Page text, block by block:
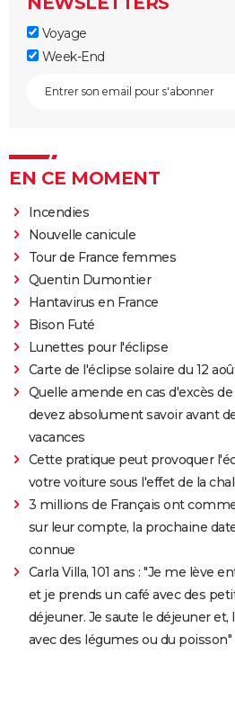
Voyage
Week-End
EN CE MOMENT
Incendies
Nouvelle canicule
Tour de France femmes
Quentin Dumontier
Hantavirus en France
Bison Futé
Lunettes pour l'éclipse
Carte de l'éclipse solaire du 12
Quelle amende en cas d'excès
devez absolument savoir avant
vacances
Cette pratique peut provoquer
votre voiture sous l'effet de la
3 millions de Français ont
sur leur compte, la prochaine
connue
Carla Villa, 101 ans : "Je me lève
et je prends un café avec des
déjeuner. Je saute le déjeuner
avec des légumes ou du poisson"